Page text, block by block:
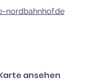
nordbahnhof.de
ansehen